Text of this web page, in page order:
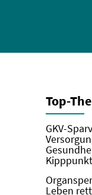
Top-
GKV-
Leben